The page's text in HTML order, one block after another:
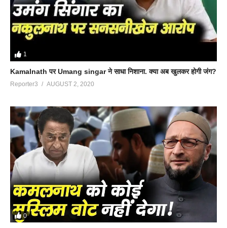
1
Kamalnath पर Umang singar ने साधा निशाना. क्या अब खुलकर होगी जंग?
Reporter3 AUGUST 2, 2020
0